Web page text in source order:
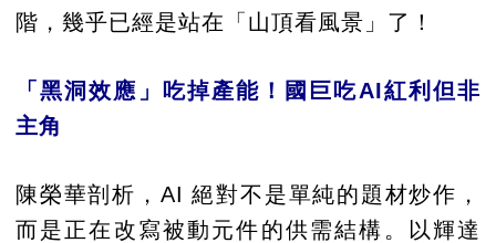
階，幾乎已經是站在「山頂看風景」了！
「黑洞效應」吃掉產能！國巨吃AI紅利但非
主角
陳榮華剖析，AI 絕對不是單純的題材炒作，
而是正在改寫被動元件的供需結構。以輝達